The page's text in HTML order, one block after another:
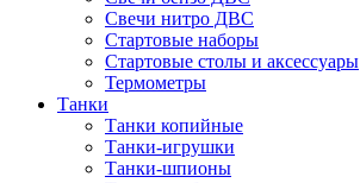
Свечи нитро ДВС
Стартовые наборы
Стартовые столы и аксессуары
Термометры
Танки
Танки копийные
Танки-игрушки
Танки-шпионы